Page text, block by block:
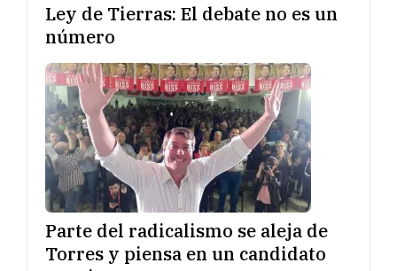
Ley de Tierras: El debate no es un
número
Parte del radicalismo se aleja de
Torres y piensa en un candidato